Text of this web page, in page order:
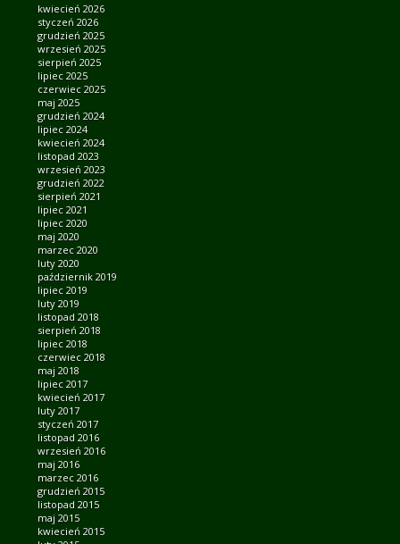
kwiecień 2026
styczeń 2026
grudzień 2025
wrzesień 2025
sierpień 2025
lipiec 2025
czerwiec 2025
maj 2025
grudzień 2024
lipiec 2024
kwiecień 2024
listopad 2023
wrzesień 2023
grudzień 2022
sierpień 2021
lipiec 2021
lipiec 2020
maj 2020
marzec 2020
luty 2020
październik 2019
lipiec 2019
luty 2019
listopad 2018
sierpień 2018
lipiec 2018
czerwiec 2018
maj 2018
lipiec 2017
kwiecień 2017
luty 2017
styczeń 2017
listopad 2016
wrzesień 2016
maj 2016
marzec 2016
grudzień 2015
listopad 2015
maj 2015
kwiecień 2015